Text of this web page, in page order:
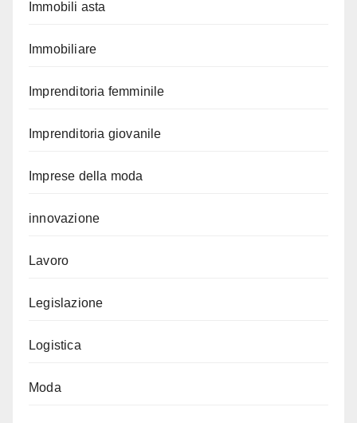
Immobili asta
Immobiliare
Imprenditoria femminile
Imprenditoria giovanile
Imprese della moda
innovazione
Lavoro
Legislazione
Logistica
Moda